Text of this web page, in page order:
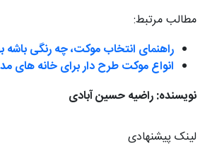
مطالب مرتبط:
راهنمای انتخاب موکت، چه رنگی باشه
انواع موکت طرح دار برای خانه های
نویسنده: راضیه حسین آبادی
لینک پیشنهادی